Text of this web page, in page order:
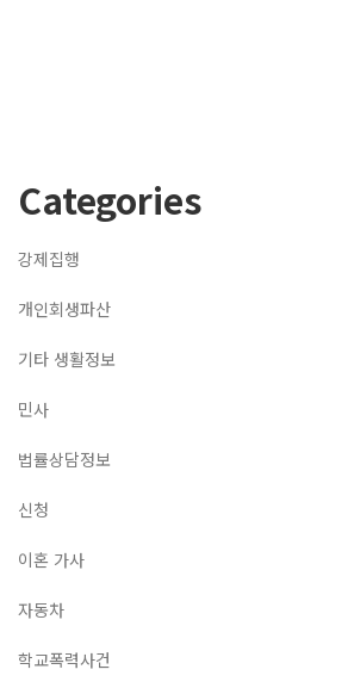
Categories
강제집행
개인회생파산
기타 생활정보
민사
법률상담정보
신청
이혼 가사
자동차
학교폭력사건